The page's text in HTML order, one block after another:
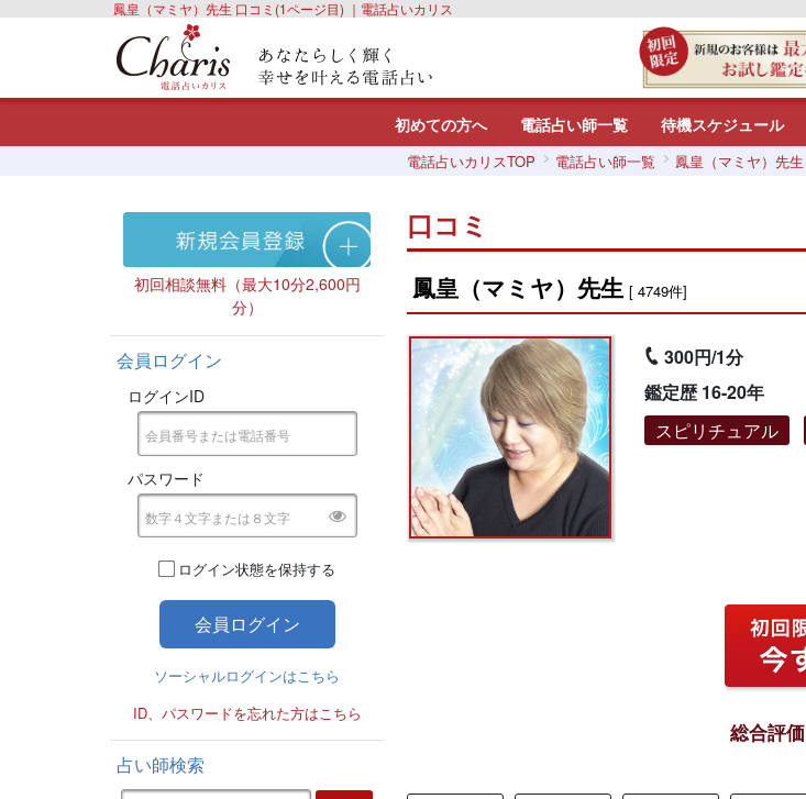
鳳皇（マミヤ）先生 口コミ(1ページ目) ｜電話占いカリス
初めての方へ 電話占い師一覧 待機スケジュール
電話占いカリスTOP 電話占い師一覧 鳳皇（マミヤ）先生
初回相談無料（最大10分2,600円
分）
会員ログイン
ログインID
パスワード
ログイン状態を保持する
ソーシャルログインはこちら
ID、パスワードを忘れた方はこちら
占い師検索
口コミ
鳳皇（マミヤ）先生 [ 4749件]
300円/1分
鑑定歴 16-20年
スピリチュアル
総合評価